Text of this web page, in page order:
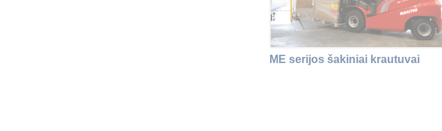
ME serijos šakiniai krautuvai